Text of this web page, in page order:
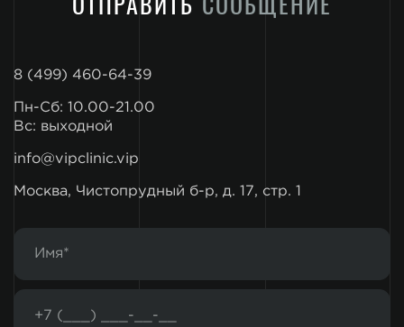
8 (499) 460-64-39
Пн-Сб: 10.00-21.00
Вс: выходной
info@vipclinic.vip
Москва, Чистопрудный б-р, д. 17, стр. 1